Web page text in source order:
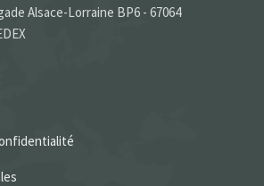
Alsace-Lorraine BP6 - 67064